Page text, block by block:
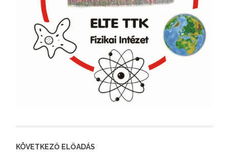
KÖVETKEZŐ ELŐADÁS